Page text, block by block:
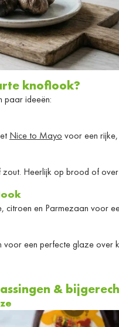
knoflook?
paar ideeën:
Nice to Mayo voor een
Heerlijk op brood of
citroen en Parmezaan voor
voor een perfecte glaze over
&